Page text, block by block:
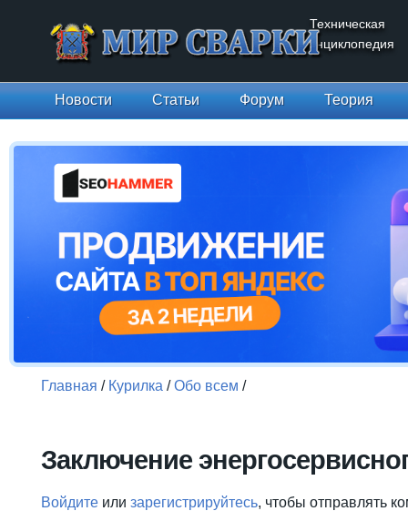
Техническая
энциклопедия
Новости Статьи Форум Теория
Главная / Курилка /Обо всем /
Заключение
Войдите или зарегистрируйтесь, чтобы отправлять